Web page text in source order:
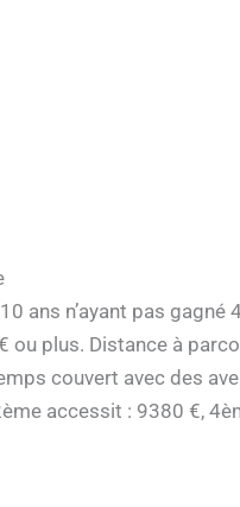
ans n’ayant pas gagné
ou plus. Distance à
couvert avec des
accessit : 9380 €,